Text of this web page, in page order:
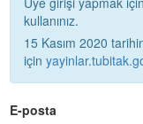
kullanınız.
15 Kasım 2020
için
E-posta